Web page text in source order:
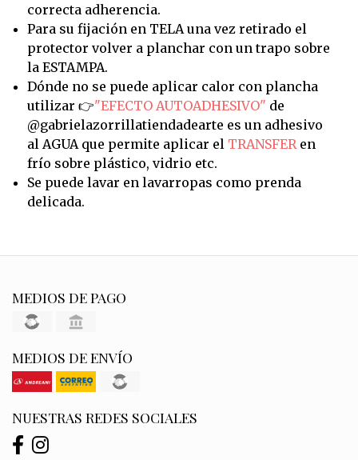
correcta adherencia.
Para su fijación en TELA una vez retirado el
protector volver a planchar con un trapo sobre
la ESTAMPA.
Dónde no se puede aplicar calor con plancha
utilizar 👉"EFECTO AUTOADHESIVO" de
@gabrielazorrillatiendadearte es un adhesivo
al AGUA que permite aplicar el TRANSFERen
frío sobre plástico, vidrio etc.
Se puede lavar en lavarropas como prenda
delicada.
MEDIOS DE PAGO
MEDIOS DE ENVÍO
NUESTRAS REDES SOCIALES